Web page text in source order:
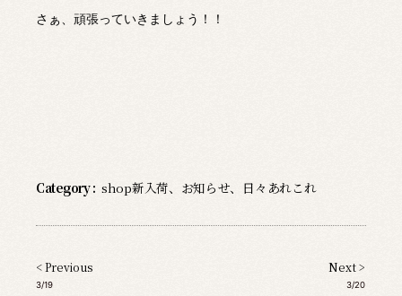
さぁ、頑張っていきましょう！！
Category : shop新入荷、 お知らせ、 日々あれこれ
< Previous
3/19
Next >
3/20